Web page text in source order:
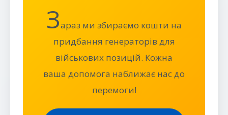
Зараз ми збираємо кошти на
придбання генераторів для
військових позицій. Кожна
ваша допомога наближає нас до
перемоги!